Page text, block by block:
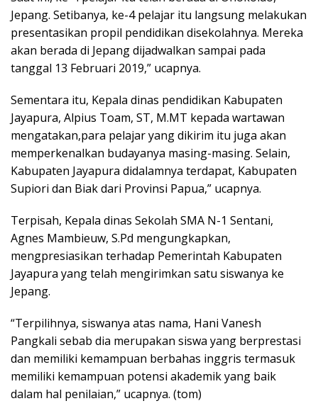
Jepang. Setibanya, ke-4 pelajar itu langsung melakukan
presentasikan propil pendidikan disekolahnya. Mereka
akan berada di Jepang dijadwalkan sampai pada
tanggal 13 Februari 2019,” ucapnya.
Sementara itu, Kepala dinas pendidikan Kabupaten
Jayapura, Alpius Toam, ST, M.MT kepada wartawan
mengatakan,para pelajar yang dikirim itu juga akan
memperkenalkan budayanya masing-masing. Selain,
Kabupaten Jayapura didalamnya terdapat, Kabupaten
Supiori dan Biak dari Provinsi Papua,” ucapnya.
Terpisah, Kepala dinas Sekolah SMA N-1 Sentani,
Agnes Mambieuw, S.Pd mengungkapkan,
mengpresiasikan terhadap Pemerintah Kabupaten
Jayapura yang telah mengirimkan satu siswanya ke
Jepang.
“Terpilihnya, siswanya atas nama, Hani Vanesh
Pangkali sebab dia merupakan siswa yang berprestasi
dan memiliki kemampuan berbahas inggris termasuk
memiliki kemampuan potensi akademik yang baik
dalam hal penilaian,” ucapnya. (tom)